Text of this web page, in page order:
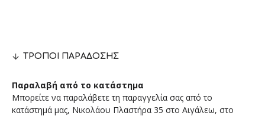
ΤΡΌΠΟΙ ΠΑΡΆΔΟΣΗΣ
Παραλαβή από το κατάστημα
Μπορείτε να παραλάβετε τη παραγγελία σας από το
κατάστημά μας, Νικολάου Πλαστήρα 35 στο Αιγάλεω, στο